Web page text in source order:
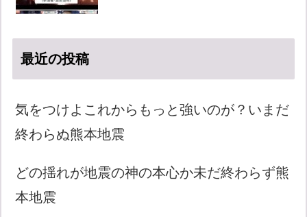
最近の投稿
気をつけよこれからもっと強いのが？いまだ
終わらぬ熊本地震
どの揺れが地震の神の本心か未だ終わらず熊
本地震